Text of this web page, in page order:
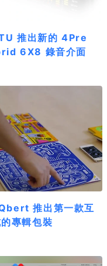
推出新的 4Pre
6X8 錄音介面
推出第一款互
專輯包裝